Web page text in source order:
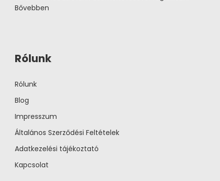
Bővebben
Rólunk
Rólunk
Blog
Impresszum
Általános Szerződési Feltételek
Adatkezelési tájékoztató
Kapcsolat